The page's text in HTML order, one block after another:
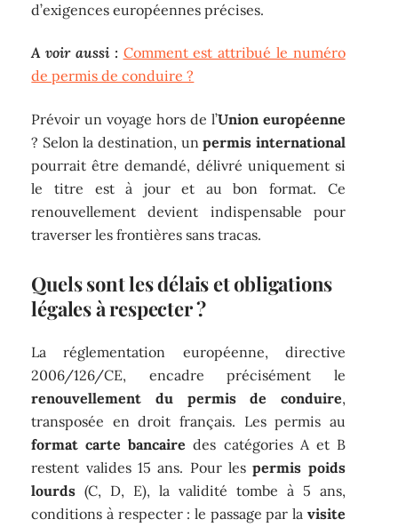
d’exigences européennes précises.
A voir aussi : Comment est attribué le numéro
de permis de conduire ?
Prévoir un voyage hors de l’Union européenne
? Selon la destination, unpermis international
pourrait être demandé, délivré uniquement si
le titre est à jour et au bon format. Ce
renouvellement devient indispensable pour
traverser les frontières sans tracas.
Quels sont les délais et obligations
légales à respecter ?
La réglementation européenne, directive
2006/126/CE, encadre précisément le
renouvellement du permis de conduire,
transposée en droit français. Les permis au
format carte bancaire des catégories A et B
restent valides 15 ans. Pour lespermis poids
lourds (C, D, E), la validité tombe à 5 ans,
conditions à respecter : le passage par la visite